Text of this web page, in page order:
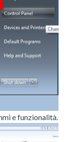
e funzionalità.